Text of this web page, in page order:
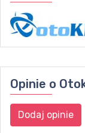
Opinie o
Dodaj opinie